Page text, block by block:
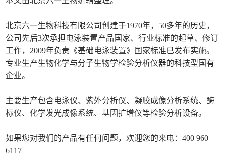
北京六一生物科技有限公司创建于1970年，50多年的历史，
公司先后3次承担电泳装置产品国家、行业标准的起草、修订
工作，2009年负责《基础电泳装置》国家标准已发布实施。
专业生产生物化学与分子生物学检验分析仪器的科技型国有
企业。
主要生产包含电泳仪、紫外分析仪、凝胶成像分析系统、酶
标仪、化学发光成像系统、基因扩增仪等检验分析设备。
如果您对我们的产品有任何问题，欢迎您的来电：400 960
6117